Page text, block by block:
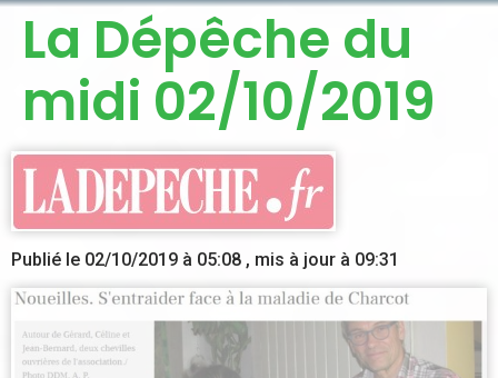
La Dépêche du
midi 02/10/2019
Publié le 02/10/2019 à 05:08 , mis à jour à 09:31